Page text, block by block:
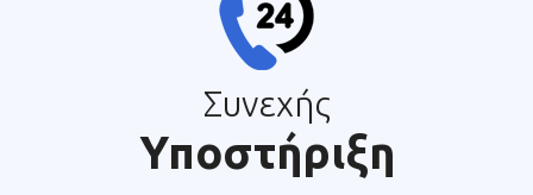
Συνεχής
Υποστήριξη